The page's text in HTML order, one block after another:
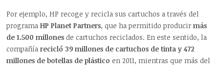
Por ejemplo, HP recoge y recicla sus cartuchos a través del
programaHP Planet Partners, que ha permitido producir más
de 1.500 millonesde cartuchos reciclados. En este sentido, la
compañíarecicló 39 millones de cartuchos de tinta y 472
millones de botellas de plástico en 2011, mientras que más del